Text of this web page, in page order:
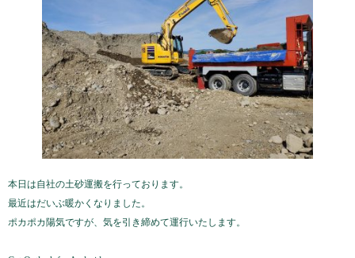
本日は自社の土砂運搬を行っております。
最近はだいぶ暖かくなりました。
ポカポカ陽気ですが、気を引き締めて運行いたします。